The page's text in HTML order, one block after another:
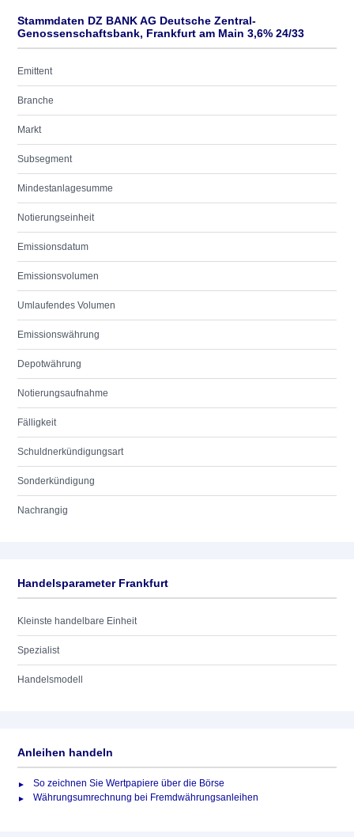
Stammdaten DZ BANK AG Deutsche Zentral-
Genossenschaftsbank, Frankfurt am Main 3,6% 24/33
Emittent
Branche
Markt
Subsegment
Mindestanlagesumme
Notierungseinheit
Emissionsdatum
Emissionsvolumen
Umlaufendes Volumen
Emissionswährung
Depotwährung
Notierungsaufnahme
Fälligkeit
Schuldnerkündigungsart
Sonderkündigung
Nachrangig
Handelsparameter Frankfurt
Kleinste handelbare Einheit
Spezialist
Handelsmodell
Anleihen handeln
So zeichnen Sie Wertpapiere über die Börse
Währungsumrechnung bei Fremdwährungsanleihen